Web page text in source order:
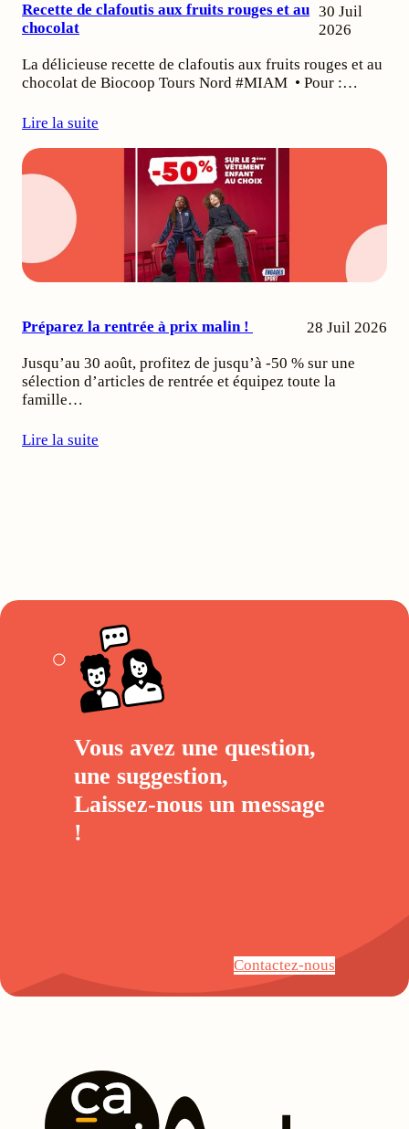
Recette de clafoutis aux fruits rouges et au
chocolat
30 Juil
2026
La délicieuse recette de clafoutis aux fruits rouges et au
chocolat de Biocoop Tours Nord #MIAM • Pour :…
Lire la suite
Préparez la rentrée à prix malin ! 28 Juil 2026
Jusqu’au 30 août, profitez de jusqu’à -50 % sur une
sélection d’articles de rentrée et équipez toute la
famille…
Lire la suite
Vous avez une question,
une suggestion,
Laissez-nous un message
!
Contactez-nous